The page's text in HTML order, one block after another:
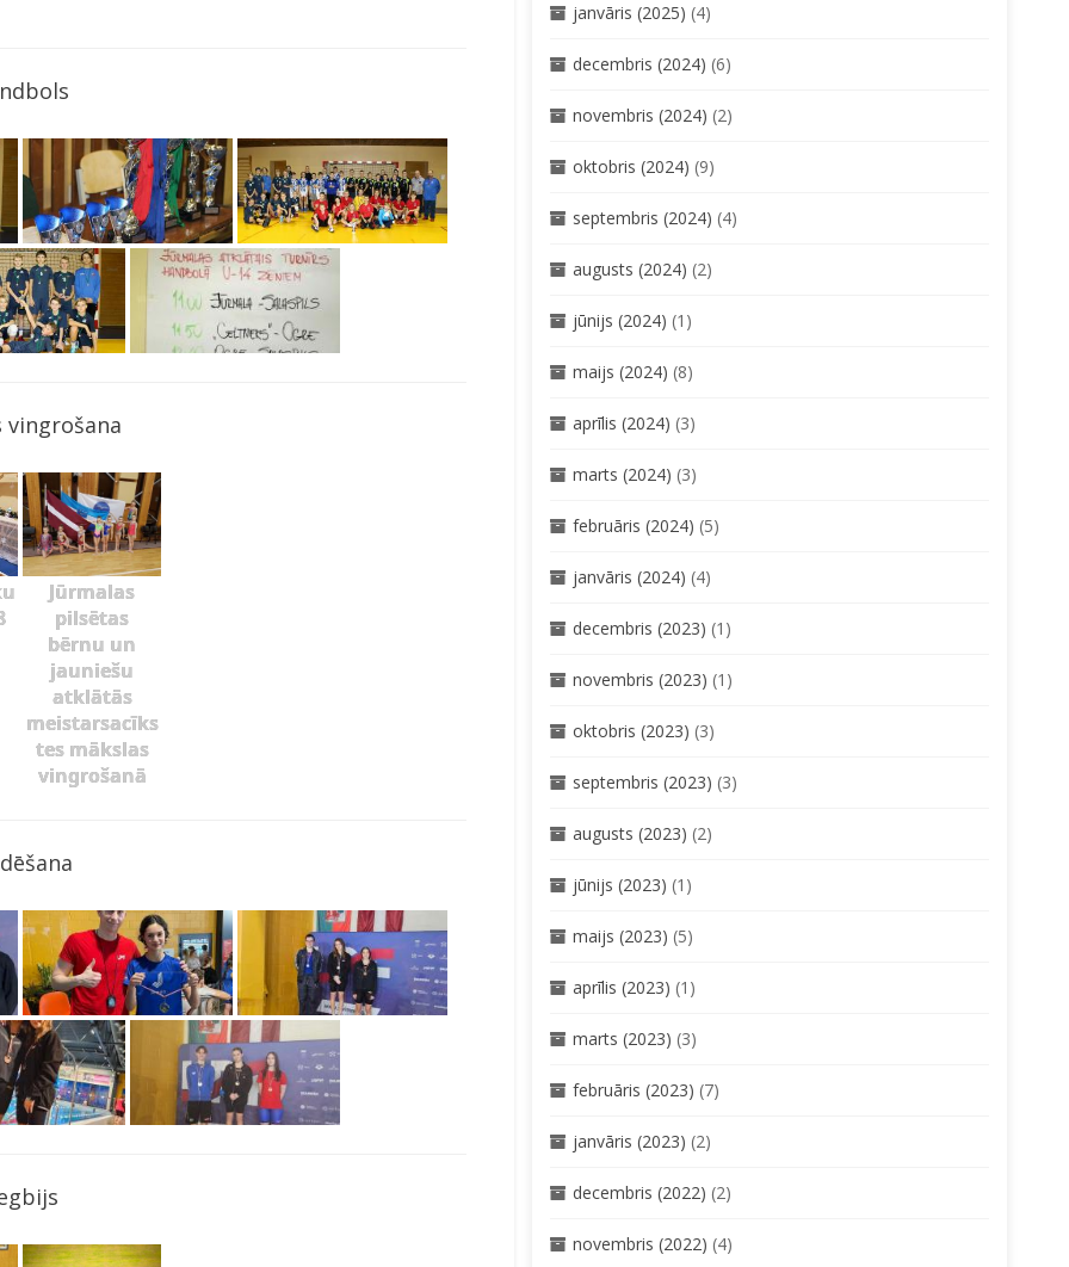
vingrošana
Jūrmalas
pilsētas
bērnu un
jauniešu
atklātās
meistarsacīks
tes mākslas
vingrošanā
janvāris (2025) (4)
decembris (2024) (6)
novembris (2024) (2)
oktobris (2024) (9)
septembris (2024) (4)
augusts (2024) (2)
jūnijs (2024) (1)
maijs (2024) (8)
aprīlis (2024) (3)
marts (2024) (3)
februāris (2024) (5)
janvāris (2024) (4)
decembris (2023) (1)
novembris (2023) (1)
oktobris (2023) (3)
septembris (2023) (3)
augusts (2023) (2)
jūnijs (2023) (1)
maijs (2023) (5)
aprīlis (2023) (1)
marts (2023) (3)
februāris (2023) (7)
janvāris (2023) (2)
decembris (2022) (2)
novembris (2022) (4)